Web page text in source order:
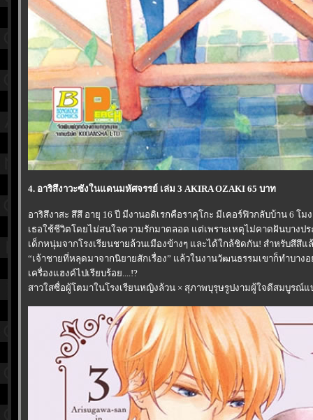
4. อาริสึงาวะซังในแดนมหัศจรรย์ เล่ม 3 AKIRA OZAKI 65 บาท
อาริสึงาสะ สึสึ อายุ 16 ปี มีงานอดิเรกคือราคุโกะ มีเคอร์ฟิวกลับบ้าน 6 โม
เธอใช้ชีวิตโดยไม่สนใจความรักมาตลอด แต่เพราะเหตุไม่คาดฝันบางป
เด็กหนุ่มจากโรงเรียนชายล้วนเมืองข้างๆ และได้ใกล้ชิดกัน! สำหรับสึสึแ
“เจ้าชายที่หลุดมาจากนิยายสักเรื่อง” แล้วในงานวัฒนธรรมเขาก็ทำบาง
เครื่องแฮงค์ไปเรียบร้อย....!?
สาวใสซื่อผู้โตมาในโรงเรียนหญิงล้วน × สุภาพบุรุษรูปงามผู้ใจดีสมบูรณ์